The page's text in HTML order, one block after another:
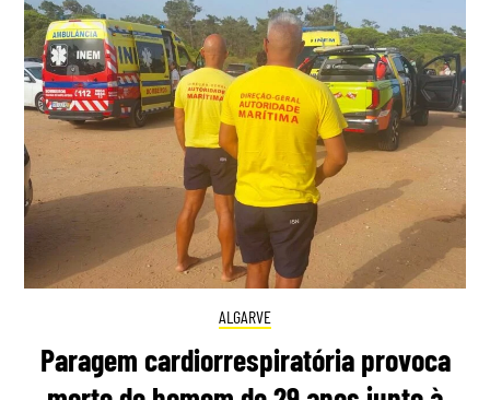
ALGARVE
Paragem cardiorrespiratória provoca